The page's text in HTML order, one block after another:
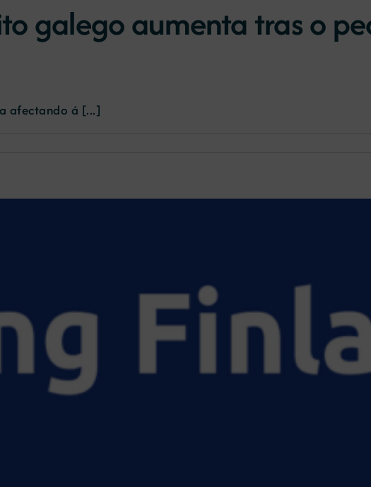
galego aumenta tras o
afectando á [...]